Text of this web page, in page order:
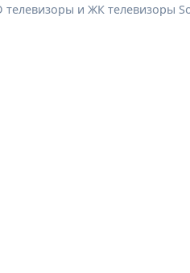
телевизоры и ЖК телевизоры